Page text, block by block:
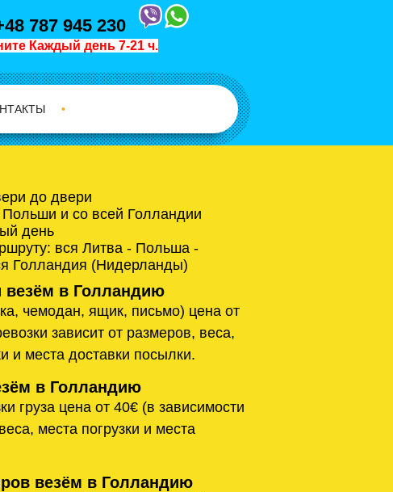
787 945 230
Каждый день 7-21 ч.
•
до двери
и со всей Голландии
день
вся Литва - Польша -
Голландия (Нидерланды)
везём в Голландию
чемодан, ящик, письмо) цена от
зависит от размеров, веса,
и места доставки посылки.
в Голландию
груза цена от 40€ (в зависимости
места погрузки и места
везём в Голландию